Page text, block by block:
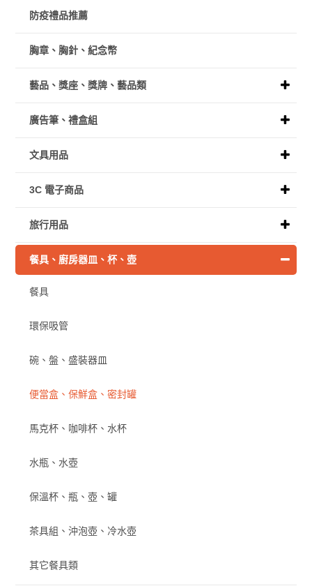
防疫禮品推薦
胸章、胸針、紀念幣
藝品、獎座、獎牌、藝品類
廣告筆、禮盒組
文具用品
3C 電子商品
旅行用品
餐具、廚房器皿、杯、壺
餐具
環保吸管
碗、盤、盛裝器皿
便當盒、保鮮盒、密封罐
馬克杯、咖啡杯、水杯
水瓶、水壺
保溫杯、瓶、壺、罐
茶具組、沖泡壺、冷水壺
其它餐具類